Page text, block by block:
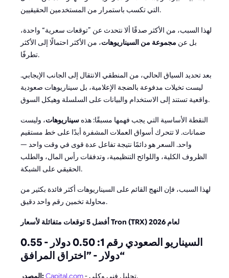
التي تكسب باستمرار من المستخدمين الحقيقيين.
لهذا السبب، من الأكثر صدقًا ألا نتحدث عن ”توقعات سعرية“ واحدة،
بل عن مجموعة من السيناريوهات، من الأكثر احتمالًا إلى الأكثر
تطرفًا.
بعد تحديد السياق الحالي، من المنطقي الانتقال إلى الجانب الإيجابي.
ليست تخيلات مدفوعة بالضجة الإعلامية، بل سيناريوهات صعودية
واقعية تستند إلى الاستخدام والبيانات على السلسلة وهيكل السوق.
النقطة الأساسية التي يجب فهمها مسبقًا: هذه سيناريوهات، وليست
ضمانات. لا تتحرك أسواق العملات المشفرة أبدًا على خط مستقيم
واحد. السعر هو دائمًا نتيجة تفاعل عدة قوى في وقت واحد —
الظروف الكلية، واللوائح التنظيمية، وتدفقات رأس المال، والطلب
الحقيقي على الشبكة.
لهذا السبب، فإن النهج القائم على السيناريوهات أكثر فائدة بكثير من
محاولة تخمين رقم واحد دقيق.
أفضل 5 توقعات متفائلة لأسعار Tron (TRX) لعام 2026
السيناريو الصعودي رقم 1: 0.50 دولار - 0.55
دولار - ”اختراق المرافق“
المصدر:Capital.com - تحليل فني وكلي.